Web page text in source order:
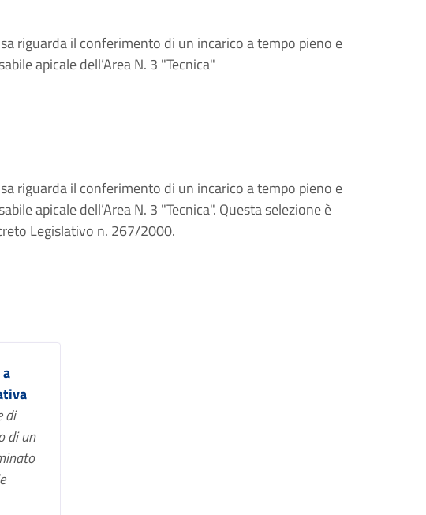
riguarda il conferimento di un incarico a tempo pieno e
apicale dell’Area N. 3 "Tecnica"
riguarda il conferimento di un incarico a tempo pieno e
apicale dell’Area N. 3 "Tecnica". Questa selezione è
Legislativo n. 267/2000.
di
di un